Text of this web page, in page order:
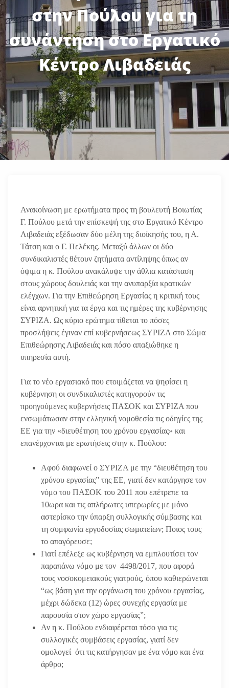
στην Πούλου για τη
συνάντηση στο Εργατικό
Κέντρο Λιβαδειάς
Ανακοίνωση με ερωτήματα προς τη βουλευτή Βοιωτίας
Γ. Πούλου μετά την επίσκεψή της στο Εργατικό Κέντρο
Λιβαδειάς εξέδωσαν δύο μέλη της διοίκησής του, η Α.
Τάτση και ο Γ. Πελέκης. Μεταξύ άλλων οι δύο
συνδικαλιστές θέτουν ζητήματα αντίληψης όπως αν
όψιμα η κ. Πούλου ανακάλυψε την άθλια κατάσταση
στους χώρους δουλειάς και την ανυπαρξία κρατικών
ελέγχων. Για την Επιθεώρηση Εργασίας η κριτική τους
είναι αρνητική για τα έργα και τις ημέρες της κυβέρνησης
ΣΥΡΙΖΑ. Ως κύριο ερώτημα τίθεται το πόσες
προσλήψεις έγιναν επί κυβερνήσεως ΣΥΡΙΖΑ στο Σώμα
Επιθεώρησης Λιβαδειάς και πόσο απαξιώθηκε η
υπηρεσία αυτή.
Για το νέο εργασιακό που ετοιμάζεται να ψηφίσει η
κυβέρνηση οι συνδικαλιστές κατηγορούν τις
προηγούμενες κυβερνήσεις ΠΑΣΟΚ και ΣΥΡΙΖΑ που
ενσωμάτωσαν στην ελληνική νομοθεσία τις οδηγίες της
ΕΕ για την «διευθέτηση του χρόνου εργασίας» και
επανέρχονται με ερωτήσεις στην κ. Πούλου:
Αφού διαφωνεί ο ΣΥΡΙΖΑ με την “διευθέτηση του
χρόνου εργασίας” της ΕΕ, γιατί δεν κατάργησε τον
νόμο του ΠΑΣΟΚ του 2011 που επέτρεπε τα
10ωρα και τις απλήρωτες υπερωρίες με μόνο
αστερίσκο την ύπαρξη συλλογικής σύμβασης και
τη συμφωνία εργοδοσίας σωματείων; Ποιος τους
το απαγόρευσε;
Γιατί επέλεξε ως κυβέρνηση να εμπλουτίσει τον
παραπάνω νόμο με τον 4498/2017, που αφορά
τους νοσοκομειακούς γιατρούς, όπου καθιερώνεται
“ως βάση για την οργάνωση του χρόνου εργασίας,
μέχρι δώδεκα (12) ώρες συνεχής εργασία με
παρουσία στον χώρο εργασίας”;
Αν η κ. Πούλου ενδιαφέρεται τόσο για τις
συλλογικές συμβάσεις εργασίας, γιατί δεν
ομολογεί ότι τις κατήργησαν με ένα νόμο και ένα
άρθρο;